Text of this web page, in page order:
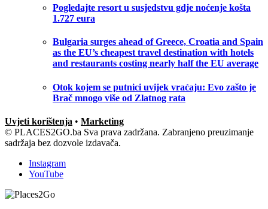
Pogledajte resort u susjedstvu gdje noćenje košta
1.727 eura
Bulgaria surges ahead of Greece, Croatia and Spain
as the EU’s cheapest travel destination with hotels
and restaurants costing nearly half the EU average
Otok kojem se putnici uvijek vraćaju: Evo zašto je
Brač mnogo više od Zlatnog rata
Uvjeti korištenja • Marketing
© PLACES2GO.ba Sva prava zadržana. Zabranjeno preuzimanje
sadržaja bez dozvole izdavača.
Instagram
YouTube